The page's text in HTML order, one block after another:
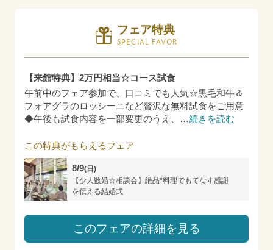
フェア特典
SPECIAL FAVOR
【来館特典】2万円相当☆コース試食
午前中のフェア参加で、口コミでも人気☆黒毛和牛＆
フォアグラのロッシーニなど贅沢な無料試食をご用意
◆午後も試食内容を一部変更のうえ、
…続きを読む
この特典がもらえるフェア
8/9(日)
【少人数婚☆相談会】絶品*料理でもてなす感謝
を伝える結婚式
このフェアの詳細を見る